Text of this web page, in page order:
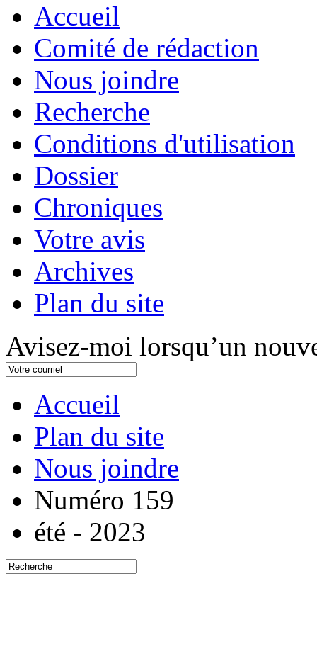
Accueil
Comité de rédaction
Nous joindre
Recherche
Conditions d'utilisation
Dossier
Chroniques
Votre avis
Archives
Plan du site
Avisez-moi lorsqu’un
Accueil
Plan du site
Nous joindre
Numéro 159
été - 2023